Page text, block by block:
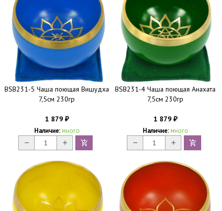
BSB231-5 Чаша поющая Вишудха
7,5см 230гр
1 879 ₽
Наличие: много
BSB231-4 Чаша поющая Анахата
7,5см 230гр
1 879 ₽
Наличие: много